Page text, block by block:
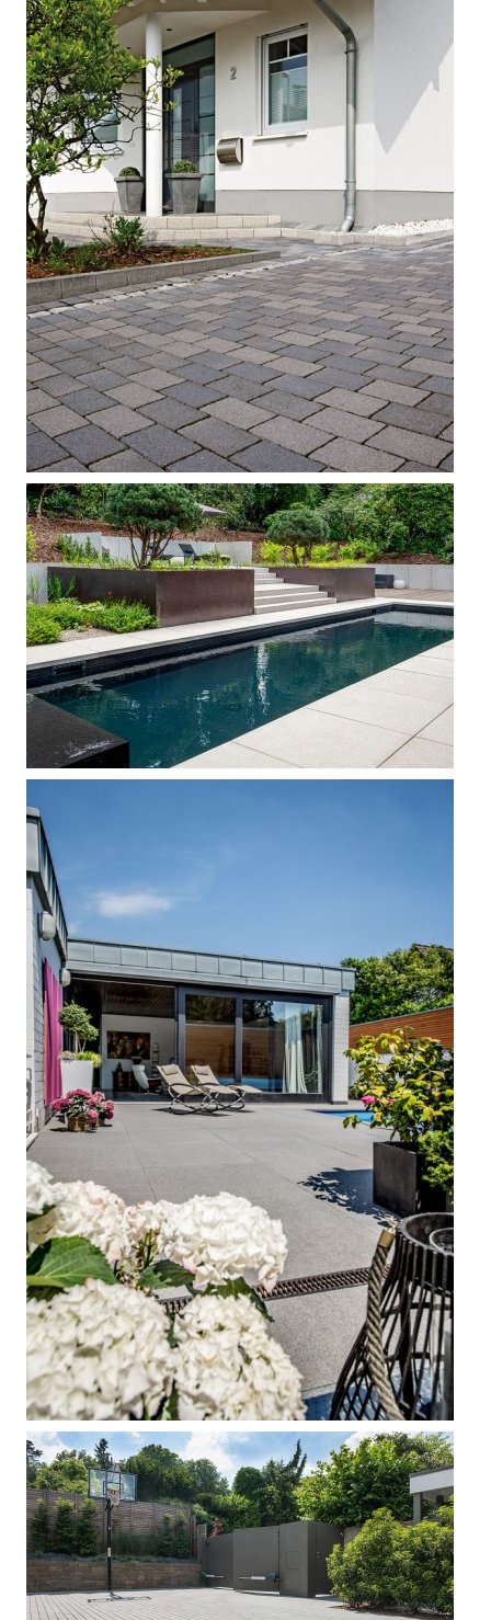
   
   
   
   